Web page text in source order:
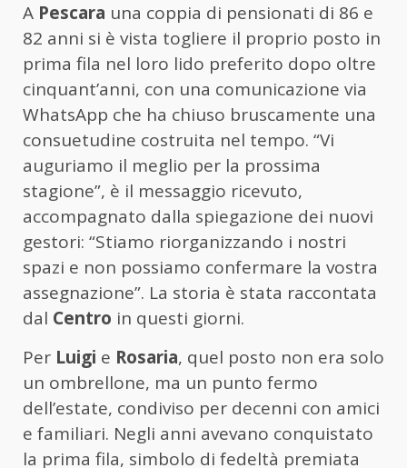
A Pescara una coppia di pensionati di 86 e
82 anni si è vista togliere il proprio posto in
prima fila nel loro lido preferito dopo oltre
cinquant’anni, con una comunicazione via
WhatsApp che ha chiuso bruscamente una
consuetudine costruita nel tempo. “Vi
auguriamo il meglio per la prossima
stagione”, è il messaggio ricevuto,
accompagnato dalla spiegazione dei nuovi
gestori: “Stiamo riorganizzando i nostri
spazi e non possiamo confermare la vostra
assegnazione”. La storia è stata raccontata
dal Centro in questi giorni.
Per Luigi e Rosaria, quel posto non era solo
un ombrellone, ma un punto fermo
dell’estate, condiviso per decenni con amici
e familiari. Negli anni avevano conquistato
la prima fila, simbolo di fedeltà premiata